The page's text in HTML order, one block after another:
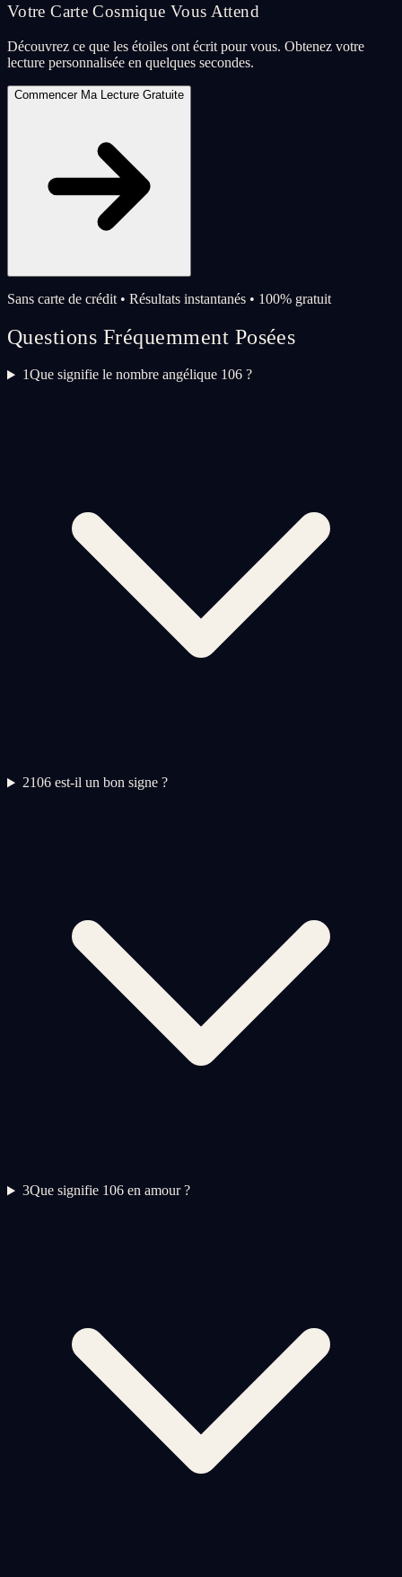
Votre Carte Cosmique Vous Attend
Découvrez ce que les étoiles ont écrit pour vous. Obtenez votre
lecture personnalisée en quelques secondes.
Commencer Ma Lecture Gratuite
Sans carte de crédit • Résultats instantanés • 100% gratuit
Questions Fréquemment Posées
1Que signifie le nombre angélique 106 ?
2106 est-il un bon signe ?
3Que signifie 106 en amour ?